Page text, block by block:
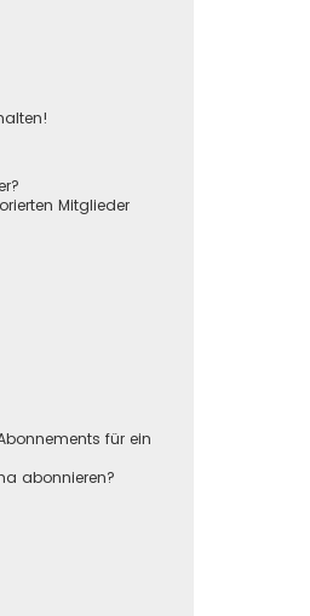
Mitglieder
für ein
abonnieren?